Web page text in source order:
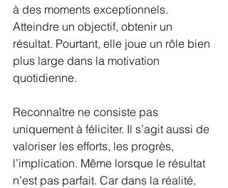
à des moments exceptionnels.
Atteindre un objectif, obtenir un
résultat. Pourtant, elle joue un rôle bien
plus large dans la motivation
quotidienne.
Reconnaître ne consiste pas
uniquement à féliciter. Il s’agit aussi de
valoriser les efforts, les progrès,
l’implication. Même lorsque le résultat
n’est pas parfait. Car dans la réalité,